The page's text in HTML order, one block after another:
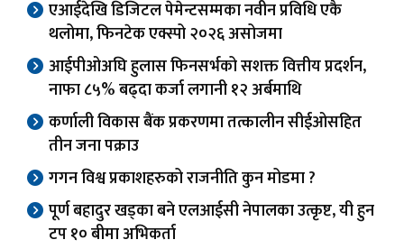
एआईदेखि डिजिटल पेमेन्टसम्मका नवीन प्रविधि एकै
थलोमा, फिनटेक एक्स्पो २०२६ असोजमा
आईपीओअघि हुलास फिनसर्भको सशक्त वित्तीय प्रदर्शन,
नाफा ८५% बढ्दा कर्जा लगानी १२ अर्बमाथि
कर्णाली विकास बैंक प्रकरणमा तत्कालीन सीईओसहित
तीन जना पक्राउ
गगन विश्व प्रकाशहरुको राजनीति कुन मोडमा ?
पूर्ण बहादुर खड्का बने एलआईसी नेपालका उत्कृष्ट, यी हुन
टप १० बीमा अभिकर्ता